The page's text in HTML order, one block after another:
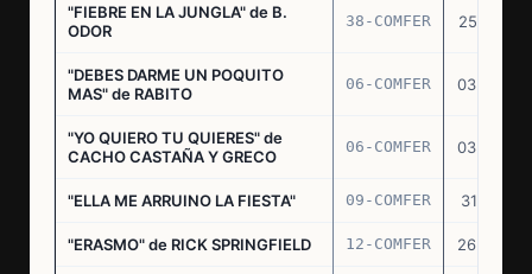
"FIEBRE EN LA JUNGLA" de B.
ODOR
38-COMFER 25.10.73
"DEBES DARME UN POQUITO
MAS" de RABITO
06-COMFER 03.05.74
"YO QUIERO TU QUIERES" de
CACHO CASTAÑA Y GRECO
06-COMFER 03.05.74
"ELLA ME ARRUINO LA FIESTA" 09-COMFER 31.07.74
"ERASMO" de RICK SPRINGFIELD 12-COMFER 26.09.74